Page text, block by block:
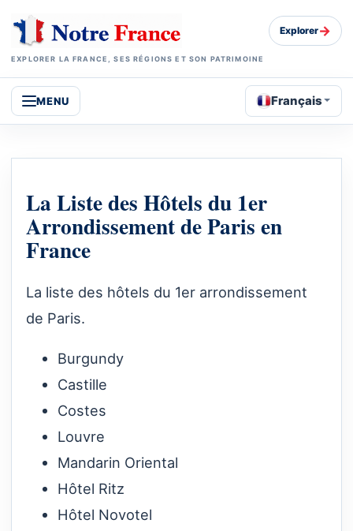
EXPLORER LA FRANCE, SES RÉGIONS ET SON PATRIMOINE
Explorer→
MENU Français
La Liste des Hôtels du 1er
Arrondissement de Paris en
France
La liste des hôtels du 1er arrondissement
de Paris.
Burgundy
Castille
Costes
Louvre
Mandarin Oriental
Hôtel Ritz
Hôtel Novotel